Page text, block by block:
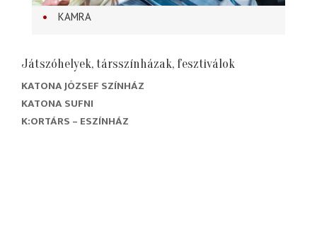
KAMRA
Játszóhelyek, társszínházak, fesztiválok
KATONA JÓZSEF SZÍNHÁZ
KATONA SUFNI
K:ORTÁRS – ESZÍNHÁZ